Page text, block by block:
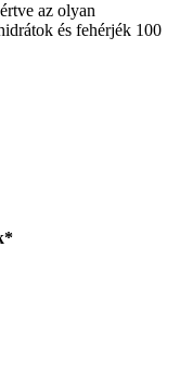
az olyan
és fehérjék 100
*